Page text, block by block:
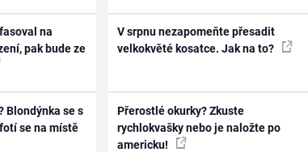
na
pak bude ze
Blondýnka se s
se na místě
V srpnu nezapomeňte přesadit
velkokvěté kosatce. Jak na to?
Přerostlé okurky? Zkuste
rychlokvašky nebo je naložte po
americku!